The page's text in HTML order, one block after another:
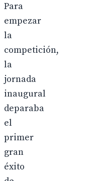
Para
empezar
la
competición,
la
jornada
inaugural
deparaba
el
primer
gran
éxito